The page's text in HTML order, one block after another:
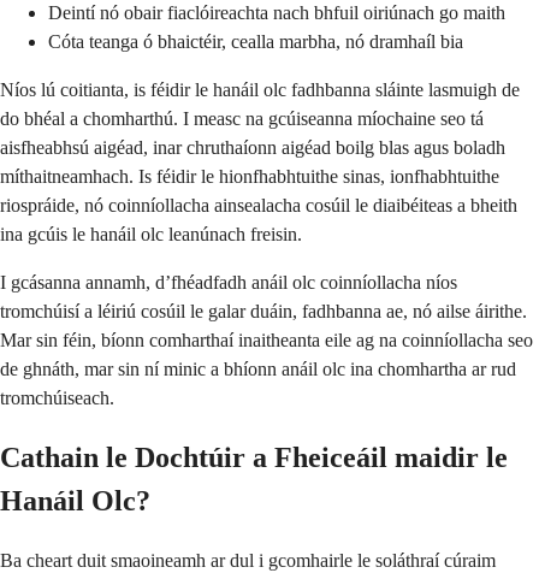
Deintí nó obair fiaclóireachta nach bhfuil oiriúnach go maith
Cóta teanga ó bhaictéir, cealla marbha, nó dramhaíl bia
Níos lú coitianta, is féidir le hanáil olc fadhbanna sláinte lasmuigh de
do bhéal a chomharthú. I measc na gcúiseanna míochaine seo tá
aisfheabhsú aigéad, inar chruthaíonn aigéad boilg blas agus boladh
míthaitneamhach. Is féidir le hionfhabhtuithe sinas, ionfhabhtuithe
riospráide, nó coinníollacha ainsealacha cosúil le diaibéiteas a bheith
ina gcúis le hanáil olc leanúnach freisin.
I gcásanna annamh, d’fhéadfadh anáil olc coinníollacha níos
tromchúisí a léiriú cosúil le galar duáin, fadhbanna ae, nó ailse áirithe.
Mar sin féin, bíonn comharthaí inaitheanta eile ag na coinníollacha seo
de ghnáth, mar sin ní minic a bhíonn anáil olc ina chomhartha ar rud
tromchúiseach.
Cathain le Dochtúir a Fheiceáil maidir le
Hanáil Olc?
Ba cheart duit smaoineamh ar dul i gcomhairle le soláthraí cúraim